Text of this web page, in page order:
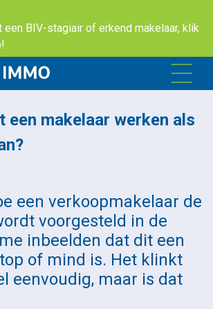
BIV-stagiair of erkend makelaar, klik
een makelaar werken als
een verkoopmakelaar de
voorgesteld in de
inbeelden dat dit een
of mind is. Het klinkt
eenvoudig, maar is dat